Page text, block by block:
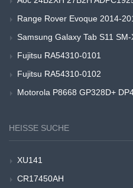
Range Rover Evoque 2014-
Samsung Galaxy Tab S11
Fujitsu RA54310-0101
Fujitsu RA54310-0102
Motorola P8668 GP328D+
HEISSE SUCHE
XU141
CR17450AH